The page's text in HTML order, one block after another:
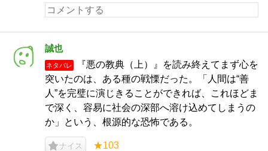
誠也
ネタバレ
『悪の教典（上）』を読み終えてまず心を
突いたのは、ある種の戦慄だった。「人間は“善
人”を完璧に演じきることができれば、これほどま
で深く、容易に社会の深部へ溶け込めてしまうの
か」という、根源的な恐怖である。
ナイス ★103